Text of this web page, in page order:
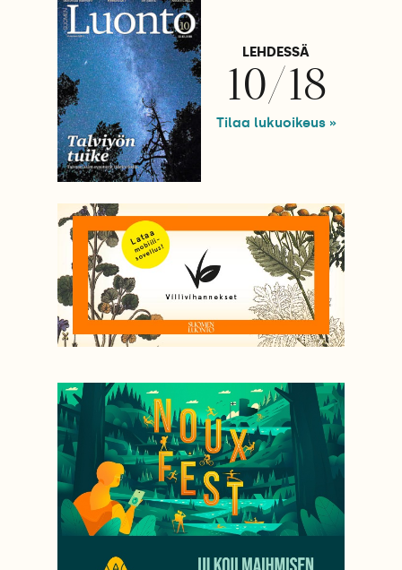
LEHDESSÄ
10/18
Tilaa lukuoikeus »